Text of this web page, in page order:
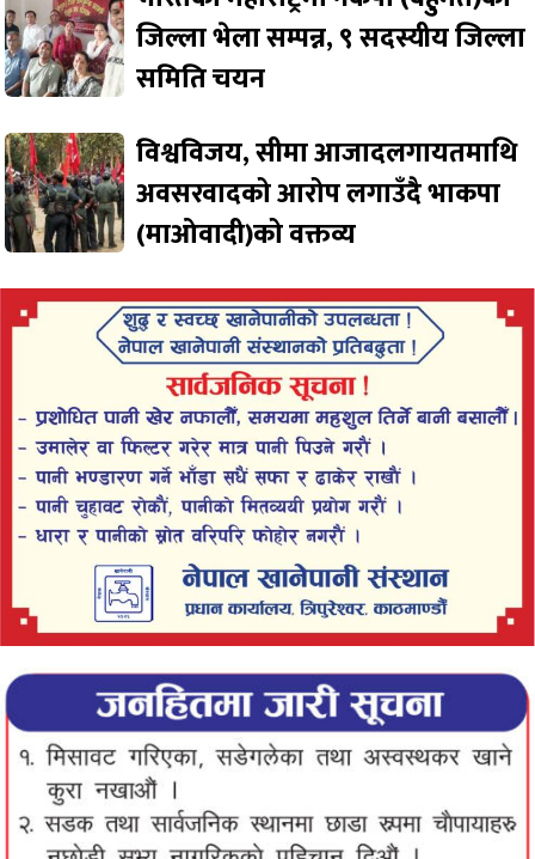
जिल्ला भेला सम्पन्न, ९ सदस्यीय जिल्ला
समिति चयन
विश्वविजय, सीमा आजादलगायतमाथि
अवसरवादको आरोप लगाउँदै भाकपा
(माओवादी)को वक्तव्य